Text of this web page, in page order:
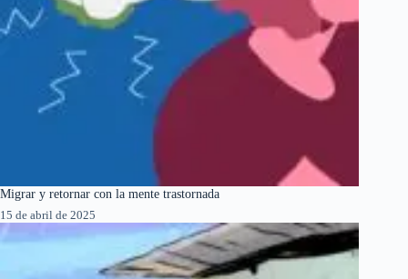
Migrar y retornar con la mente trastornada
15 de abril de 2025